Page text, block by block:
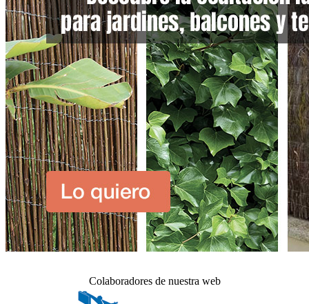
Colaboradores de nuestra web